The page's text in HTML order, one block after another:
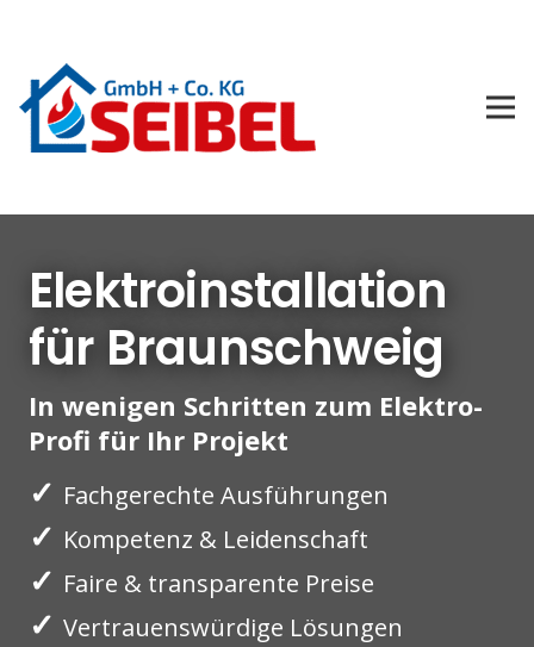
Elektroinstallation
für Braunschweig
In wenigen Schritten zum Elektro-
Profi für Ihr Projekt
✓ Fachgerechte Ausführungen
✓ Kompetenz & Leidenschaft
✓ Faire & transparente Preise
✓ Vertrauenswürdige Lösungen